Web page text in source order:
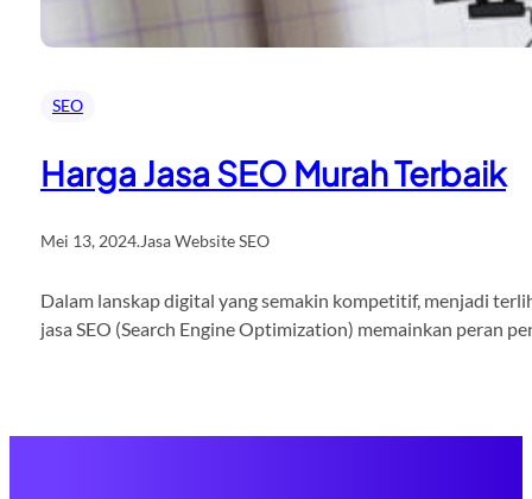
SEO
Harga Jasa SEO Murah Terbaik
Mei 13, 2024.Jasa Website SEO
Dalam lanskap digital yang semakin kompetitif, menjadi
jasa SEO (Search Engine Optimization) memainkan peran